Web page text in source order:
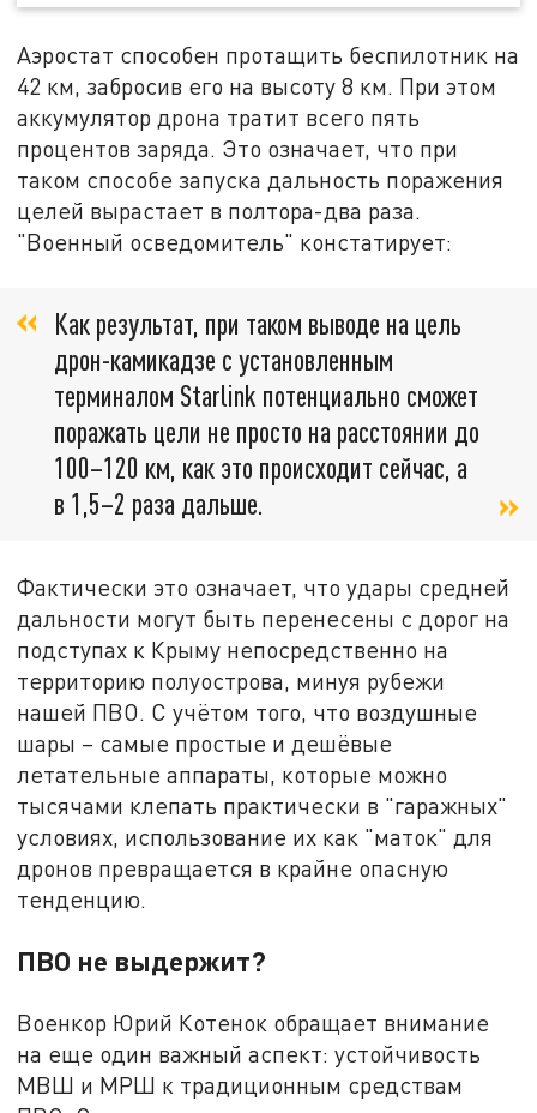
Аэростат способен протащить беспилотник на
42 км, забросив его на высоту 8 км. При этом
аккумулятор дрона тратит всего пять
процентов заряда. Это означает, что при
таком способе запуска дальность поражения
целей вырастает в полтора-два раза.
"Военный осведомитель" констатирует:
Как результат, при таком выводе на цель
дрон-камикадзе с установленным
терминалом Starlink потенциально сможет
поражать цели не просто на расстоянии до
100–120 км, как это происходит сейчас, а
в 1,5–2 раза дальше.
Фактически это означает, что удары средней
дальности могут быть перенесены с дорог на
подступах к Крыму непосредственно на
территорию полуострова, минуя рубежи
нашей ПВО. С учётом того, что воздушные
шары – самые простые и дешёвые
летательные аппараты, которые можно
тысячами клепать практически в "гаражных"
условиях, использование их как "маток" для
дронов превращается в крайне опасную
тенденцию.
ПВО не выдержит?
Военкор Юрий Котенок обращает внимание
на еще один важный аспект: устойчивость
МВШ и МРШ к традиционным средствам